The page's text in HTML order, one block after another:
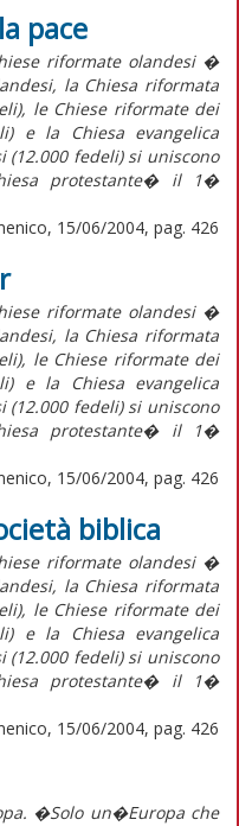
pace
riformate olandesi �
la Chiesa riformata
le Chiese riformate dei
e la Chiesa evangelica
(12.000 fedeli) si uniscono
protestante� il 1�
15/06/2004, pag. 426
riformate olandesi �
la Chiesa riformata
le Chiese riformate dei
e la Chiesa evangelica
(12.000 fedeli) si uniscono
protestante� il 1�
15/06/2004, pag. 426
biblica
riformate olandesi �
la Chiesa riformata
le Chiese riformate dei
e la Chiesa evangelica
(12.000 fedeli) si uniscono
protestante� il 1�
15/06/2004, pag. 426
�Solo un�Europa che